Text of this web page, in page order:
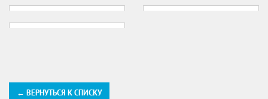
← ВЕРНУТЬСЯ К СПИСКУ